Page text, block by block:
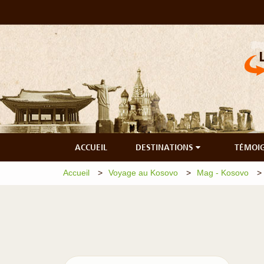
ACCUEIL DESTINATIONS
Accueil Voyage au Kosovo Mag - Kosovo